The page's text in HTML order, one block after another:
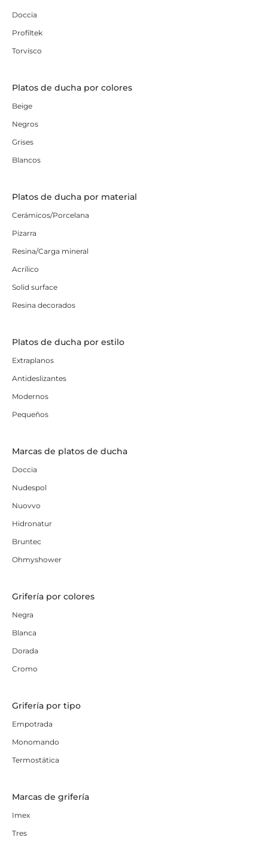
Doccia
Profiltek
Torvisco
Platos de ducha por colores
Beige
Negros
Grises
Blancos
Platos de ducha por material
Cerámicos/Porcelana
Pizarra
Resina/Carga mineral
Acrílico
Solid surface
Resina decorados
Platos de ducha por estilo
Extraplanos
Antideslizantes
Modernos
Pequeños
Marcas de platos de ducha
Doccia
Nudespol
Nuovvo
Hidronatur
Bruntec
Ohmyshower
Grifería por colores
Negra
Blanca
Dorada
Cromo
Grifería por tipo
Empotrada
Monomando
Termostática
Marcas de grifería
Imex
Tres